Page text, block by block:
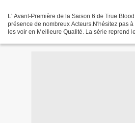
L' Avant-Première de la Saison 6 de True
présence de nombreux Acteurs.N'hésitez pas
les voir en Meilleure Qualité. La série reprend